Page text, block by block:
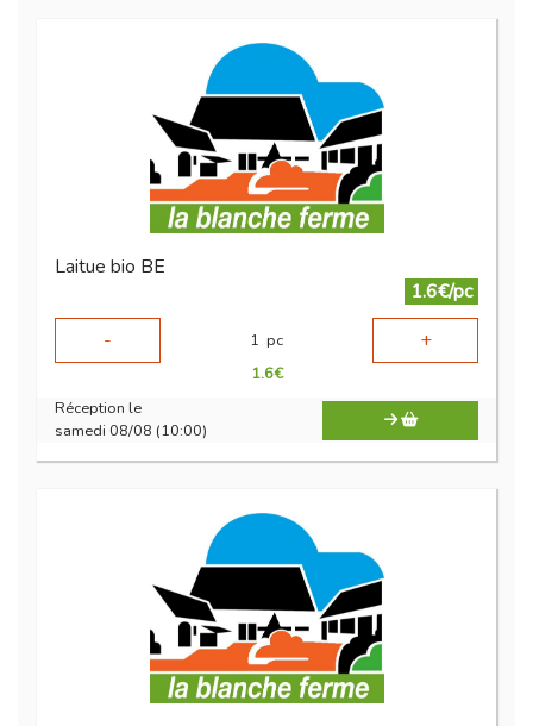
Laitue bio BE
1.6€/pc
-
1 pc +
1.6€
Réception le
samedi 08/08 (10:00)